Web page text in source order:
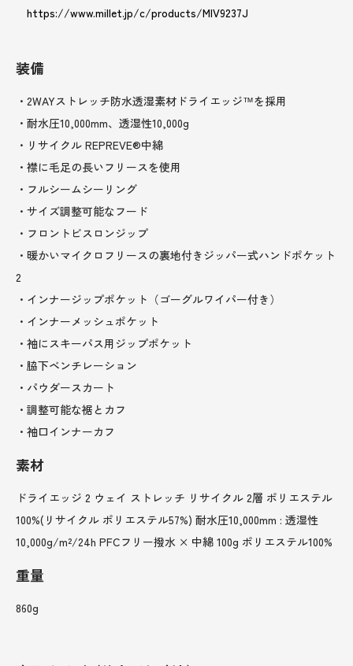
https://www.millet.jp/c/products/MIV9237J
装備
・2WAYストレッチ防水透湿素材ドライエッジ™を採用
・耐水圧10,000mm、透湿性10,000g
・リサイクル REPREVE®中綿
・襟に毛足の長いフリースを使用
・フルシームシーリング
・サイズ調整可能なフード
・フロントビスロンジップ
・暖かいマイクロフリースの裏地付きジッパー式ハンドポケット
2
・インナージップポケット（ゴーグルワイパー付き）
・インナーメッシュポケット
・袖にスキーパス用ジップポケット
・脇下ベンチレーション
・パウダースカート
・調整可能な裾とカフ
・袖口インナーカフ
素材
ドライエッジ 2 ウェイ ストレッチ リサイクル 2層 ポリエステル
100%(リサイクル ポリエステル57%) 耐水圧10,000mm : 透湿性
10,000g/m²/24h PFCフリー撥水 × 中綿 100g ポリエステル100%
重量
860g